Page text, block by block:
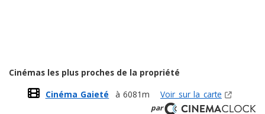
Cinémas les plus proches de la propriété
Cinéma Gaieté
à 6081m Voir sur la carte
par